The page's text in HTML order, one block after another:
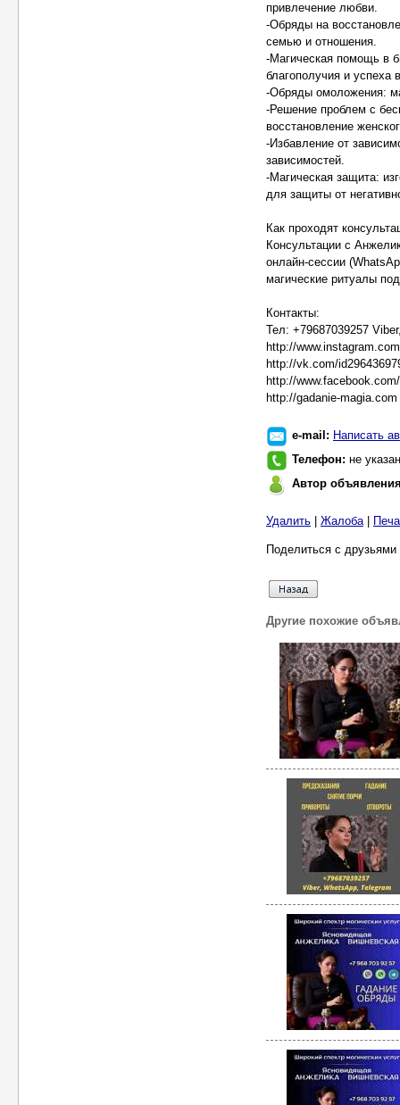
привлечение любви.
-Обряды на
семью и отношения.
-Магическая помощь в
благополучия и успеха
-Обряды омоложения:
-Решение проблем с
восстановление
-Избавление от
зависимостей.
-Магическая защита:
для защиты от
Как проходят
Консультации с
онлайн-сессии
магические ритуалы
Контакты:
Тел: +79687039257
http://
http://vk.com/
http://
http://gadanie-magia.com
e-mail: Написать
Телефон: не указан
Автор
Удалить Жалоба|
Поделиться с
Другие похожие